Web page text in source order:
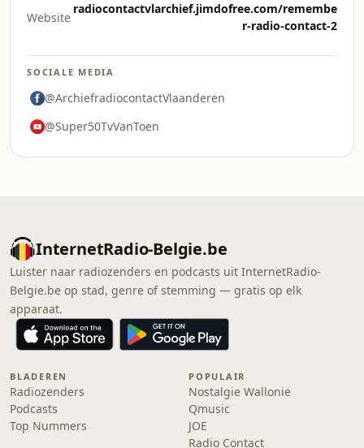
Website
radiocontactvlarchief.jimdofree.com/remembe
r-radio-contact-2
SOCIALE MEDIA
@ArchiefradiocontactVlaanderen
@Super50TvVanToen
InternetRadio-Belgie.be
Luister naar radiozenders en podcasts uit InternetRadio-
Belgie.be op stad, genre of stemming — gratis op elk
apparaat.
BLADEREN
Radiozenders
Podcasts
Top Nummers
POPULAIR
Nostalgie Wallonie
Qmusic
JOE
Radio Contact